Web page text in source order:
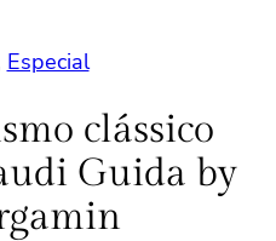
Especial
clássico
Guida by